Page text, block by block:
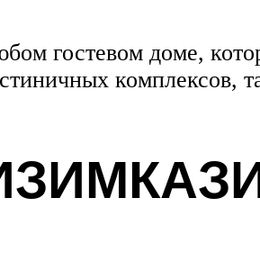
гостевом доме,
комплексов,